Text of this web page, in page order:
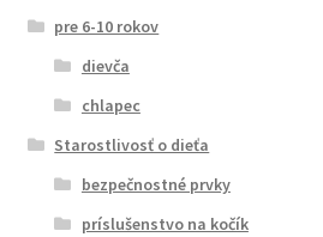
pre 6-10 rokov
dievča
chlapec
Starostlivosť o dieťa
bezpečnostné prvky
príslušenstvo na kočík